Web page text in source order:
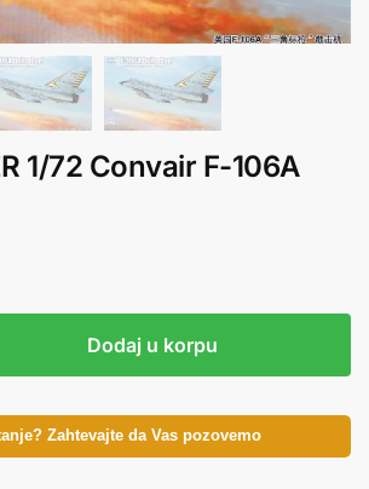
1/72 Convair F-106A
Dodaj u korpu
Zahtevajte da Vas pozovemo